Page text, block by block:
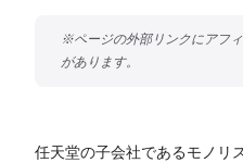
任天堂の子会社であるモノリ